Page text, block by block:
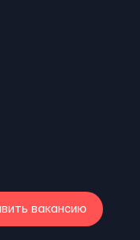
вакансию